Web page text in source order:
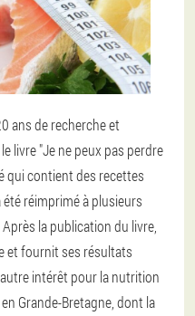
ans de recherche et
livre "Je ne peux pas perdre
qui contient des recettes
réimprimé à plusieurs
la publication du livre,
et fournit ses résultats
intérêt pour la nutrition
Grande-Bretagne, dont la